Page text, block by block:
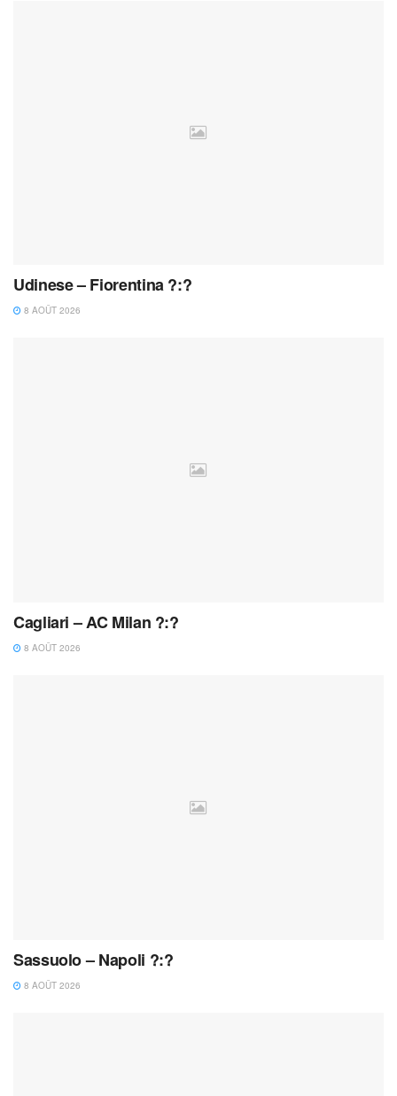
Udinese – Fiorentina ?:?
8 AOÛT 2026
Cagliari – AC Milan ?:?
8 AOÛT 2026
Sassuolo – Napoli ?:?
8 AOÛT 2026